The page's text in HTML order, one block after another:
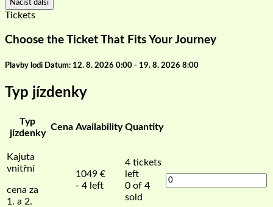
Načíst další
Tickets
Choose the Ticket That Fits Your Journey
Plavby lodi Datum: 12. 8. 2026 0:00 - 19. 8. 2026 8:00
Typ jízdenky
Typ
jízdenky
Cena Availability Quantity
Kajuta
vnitřní
cena za
1. a 2.
1049 €
- 4 left
4 tickets
left
0 of 4
sold